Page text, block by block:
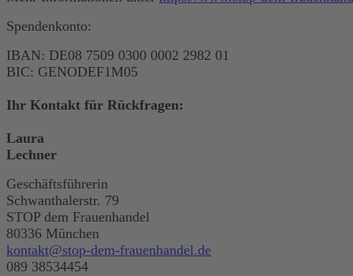
Spendenkonto:
IBAN: DE08 7509 0300 0002 2982 01
BIC: GENODEF1M05
Ihr Kontakt für Rückfragen:
Laura
Lechner
Schwanthalerstr. 79
STOP dem
80336 München
kontakt@stop-dem-frauenhandel.de
089 38534454